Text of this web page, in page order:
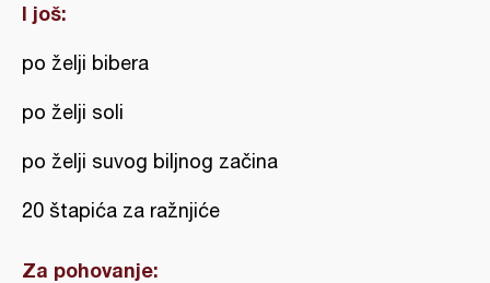
I još:
po želji bibera
po želji soli
po želji suvog biljnog začina
20 štapića za ražnjiće
Za pohovanje: